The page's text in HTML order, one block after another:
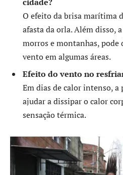
O efeito da brisa marítima
afasta da orla. Além disso,
morros e montanhas,
vento em algumas áreas.
Efeito do vento no
Em dias de calor intenso, a
ajudar a dissipar o calor
sensação térmica.